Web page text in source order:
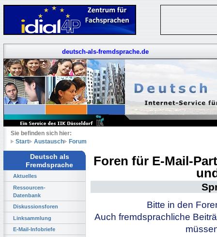
deutsch-als-fremdsprache.de
Sie befinden sich hier:
Start
Austausch Forum
Deutsch als
Fremdsprache
Aktuelles
Ressourcen-
Datenbank
Diskussionsforen
Linksammlung
E-Mail-Infobriefe
Foren für E-Mail-
Bitte in den
Auch fremdsprachliche